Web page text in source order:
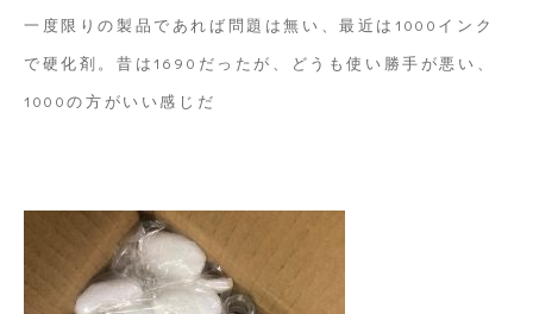
一度限りの製品であれば問題は無い、最近は1000インク
で硬化剤。昔は1690だったが、どうも使い勝手が悪い、
1000の方がいい感じだ